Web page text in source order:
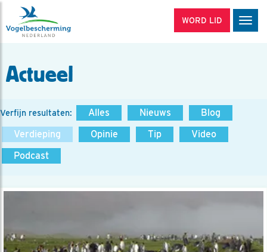
WORD LID
Actueel
Verfijn resultaten: Alles Nieuws
Blog
Verdieping
Opinie Tip
Video
Podcast